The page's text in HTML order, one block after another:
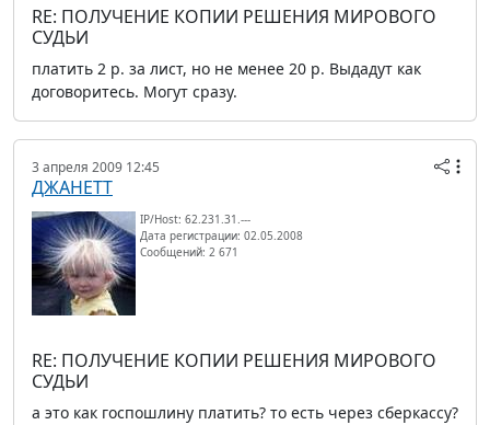
RE: ПОЛУЧЕНИЕ КОПИИ РЕШЕНИЯ МИРОВОГО
СУДЬИ
платить 2 р. за лист, но не менее 20 р. Выдадут как
договоритесь. Могут сразу.
3 апреля 2009 12:45
ДЖАНЕТТ
IP/Host: 62.231.31.---
Дата регистрации: 02.05.2008
Сообщений: 2 671
RE: ПОЛУЧЕНИЕ КОПИИ РЕШЕНИЯ МИРОВОГО
СУДЬИ
а это как госпошлину платить? то есть через сберкассу?